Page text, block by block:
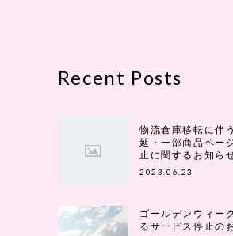
Recent Posts
物流倉庫移転に伴
延・一部商品ペー
止に関するお知ら
2023.06.23
ゴールデンウィー
るサービス停止の